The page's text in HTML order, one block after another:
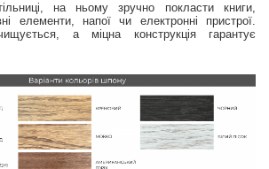
на ньому зручно покласти книги,
елементи, напої чи електронні пристрої.
а міцна конструкція гарантує